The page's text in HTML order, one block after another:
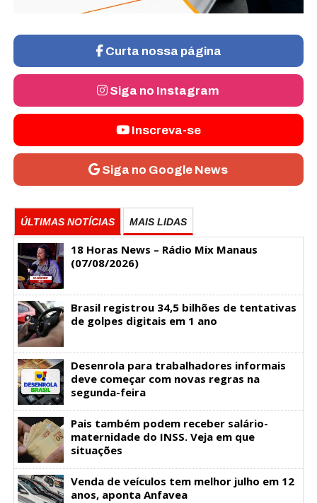
Curta nossa página
Siga no Instagram
Inscreva-se
Siga no Google News
ÚLTIMAS NOTÍCIAS MAIS LIDAS
18 Horas News​​​​​​​​​​​​ – Rádio Mix Manaus
(07/08/2026)
Brasil registrou 34,5 bilhões de tentativas
de golpes digitais em 1 ano
Desenrola para trabalhadores informais
deve começar com novas regras na
segunda-feira
Pais também podem receber salário-
maternidade do INSS. Veja em que
situações
Venda de veículos tem melhor julho em 12
anos, aponta Anfavea